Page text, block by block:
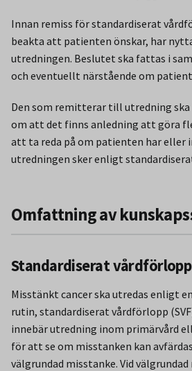
Innan remiss för standardiserat
beakta att patienten önskar, har
utredningen. Beslutet ska fattas i
och eventuellt närstående om
Den som remitterar till utredning
om att det finns anledning att göra
att ta reda på om patienten har eller
utredningen sker enligt
Omfattning av
Standardiserat
Misstänkt cancer ska utredas enligt
rutin, standardiserat vårdförlopp
innebär utredning inom primärvård
för att se om misstanken kan
välgrundad misstanke. Vid